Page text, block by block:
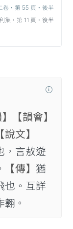
卷‧第 55 頁‧後半
利集‧第 11 頁‧後半
【韻會】
【說文】
，言敖遊
【傳】 猶
也。互詳
𦒢。